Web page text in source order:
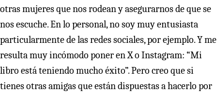
otras mujeres que nos rodean y asegurarnos de que se
nos escuche. En lo personal, no soy muy entusiasta
particularmente de las redes sociales, por ejemplo. Y me
resulta muy incómodo poner en X o Instagram: “Mi
libro está teniendo mucho éxito”. Pero creo que si
tienes otras amigas que están dispuestas a hacerlo por